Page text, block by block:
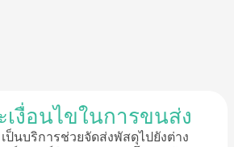
งื่อนไขในการขนส่ง
ป็นบริการช่วยจัดส่งพัสดุไปยังต่าง